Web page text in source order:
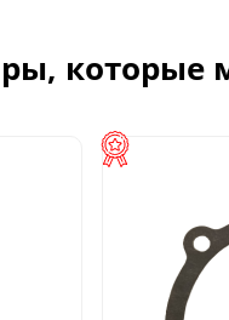
которые